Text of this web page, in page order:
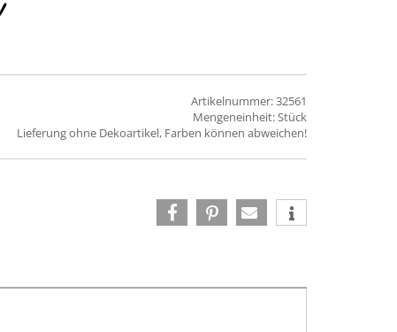
Artikelnummer: 32561
Mengeneinheit: Stück
Lieferung ohne Dekoartikel, Farben können abweichen!